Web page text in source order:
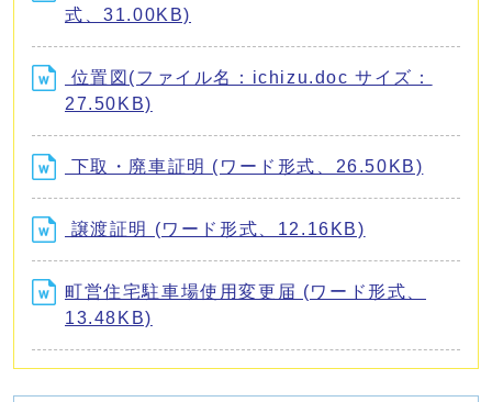
式、31.00KB)
位置図(ファイル名：ichizu.doc サイズ：
27.50KB)
下取・廃車証明 (ワード形式、26.50KB)
譲渡証明 (ワード形式、12.16KB)
町営住宅駐車場使用変更届 (ワード形式、
13.48KB)